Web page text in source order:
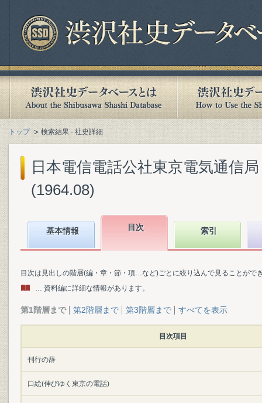
トップ 検索結果 - 社史詳細
日本電信電話公社東京電気通信
(1964.08)
基本情報 目次 索引
目次は見出しの階層(編・章・節・項…など)ごとに絞り込んで見ることがで
… 資料編に詳細な情報があります。
第1階層まで 第2階層まで 第3階層まで すべてを表示
目次項目
刊行の辞
口絵(伸びゆく東京の電話)